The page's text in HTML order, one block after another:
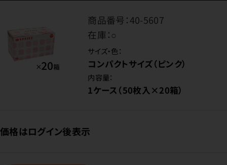
商品番号：40-5607
在庫：○
サイズ・色：
コンパクトサイズ（ピンク）
内容量：
1ケース（50枚入×20箱）
価格はログイン後表示